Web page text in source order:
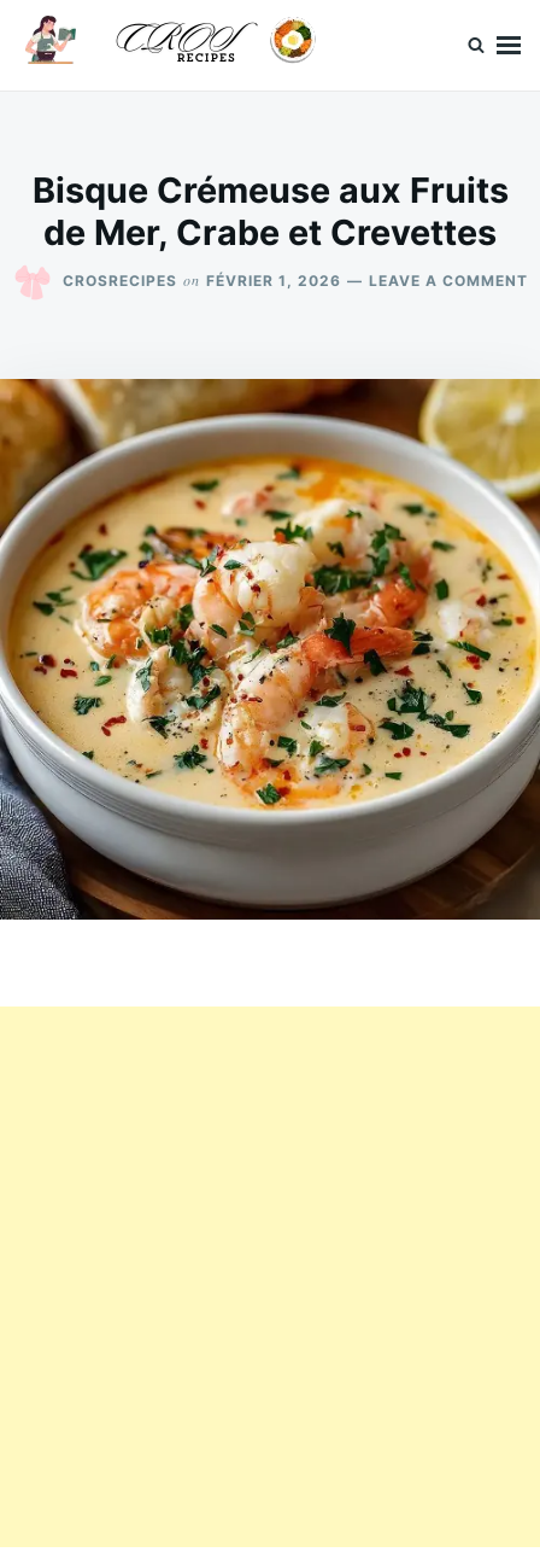
SkipSearch
for:
Bisque Crémeuse aux Fruits
de Mer, Crabe et Crevettes
CROSRECIPES on FÉVRIER 1, 2026 LEAVE A COMMENT